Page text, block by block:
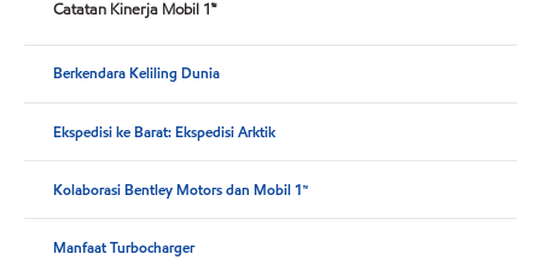
Catatan Kinerja Mobil 1™
Berkendara Keliling Dunia
Ekspedisi ke Barat: Ekspedisi Arktik
Kolaborasi Bentley Motors dan Mobil 1™
Manfaat Turbocharger